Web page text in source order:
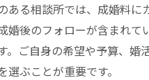
ある相談所では、成婚料に
婚後のフォローが含まれて
。ご自身の希望や予算、婚
選ぶことが重要です。